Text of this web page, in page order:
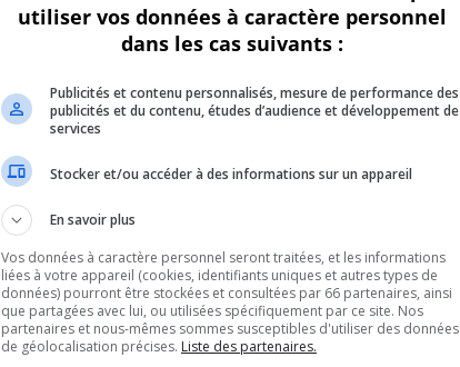
utiliser vos données à caractère personnel
dans les cas suivants :
Publicités et contenu personnalisés, mesure de performance des
publicités et du contenu, études d’audience et développement de
services
Stocker et/ou accéder à des informations sur un appareil
En savoir plus
Vos données à caractère personnel seront traitées, et les informations
liées à votre appareil (cookies, identifiants uniques et autres types de
données) pourront être stockées et consultées par 66 partenaires, ainsi
que partagées avec lui, ou utilisées spécifiquement par ce site. Nos
partenaires et nous-mêmes sommes susceptibles d'utiliser des données
de géolocalisation précises. Liste des partenaires.